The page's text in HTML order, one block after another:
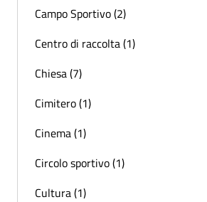
Campo Sportivo (2)
Centro di raccolta (1)
Chiesa (7)
Cimitero (1)
Cinema (1)
Circolo sportivo (1)
Cultura (1)